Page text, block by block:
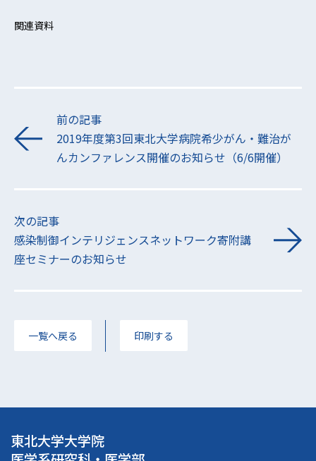
関連資料
前の記事
2019年度第3回東北大学病院希少がん・難治が
んカンファレンス開催のお知らせ（6/6開催）
次の記事
感染制御インテリジェンスネットワーク寄附講
座セミナーのお知らせ
一覧へ戻る 印刷する
東北大学大学院